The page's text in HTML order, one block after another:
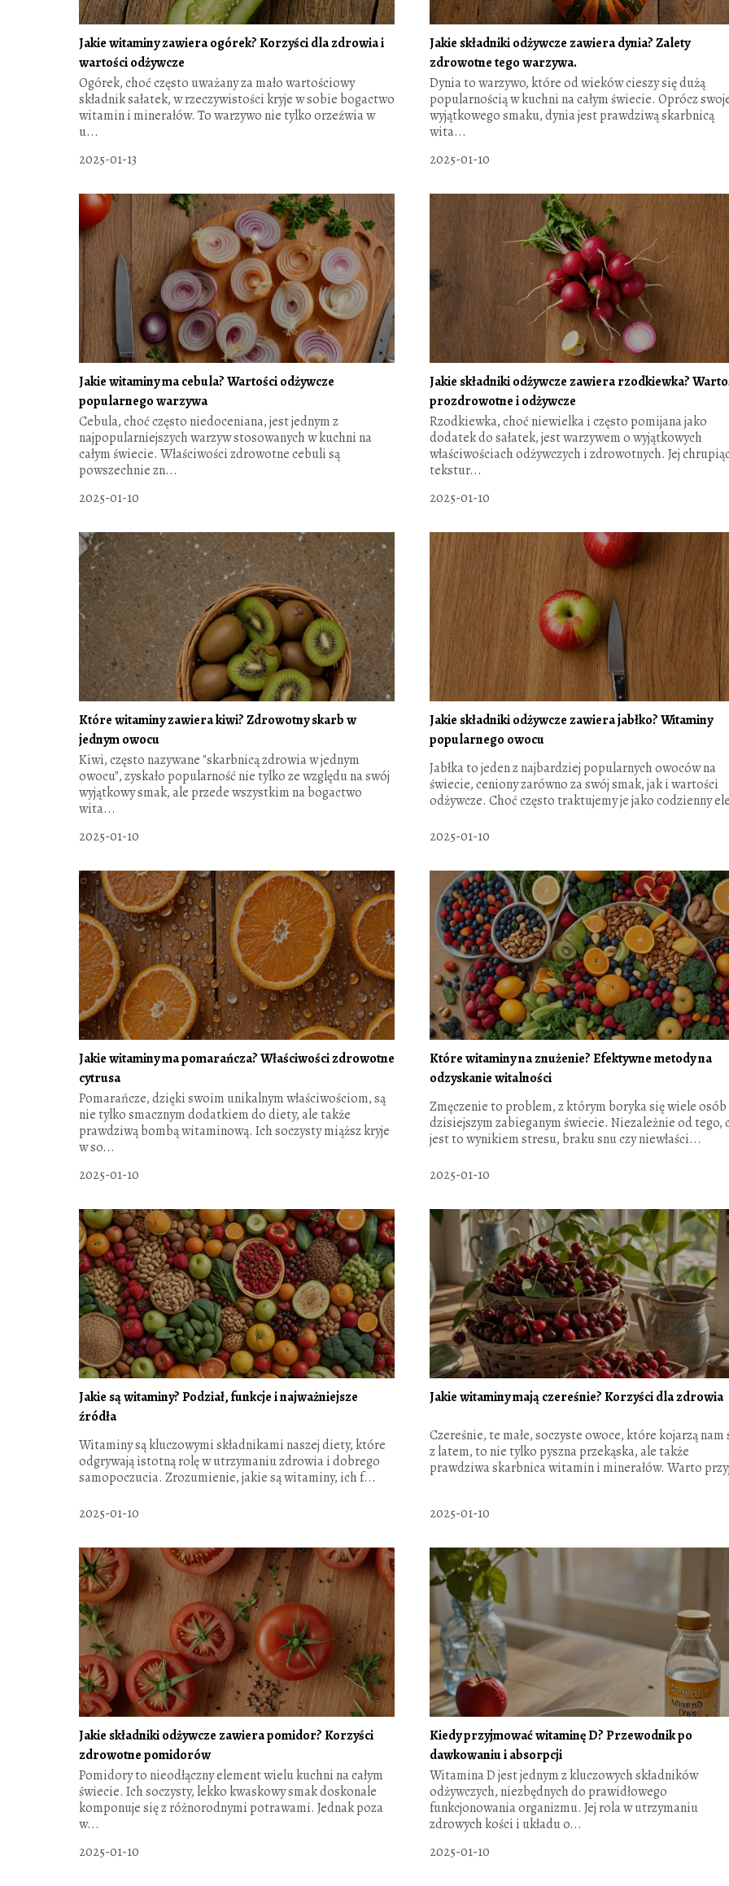
Jakie witaminy zawiera ogórek? Korzyści dla zdrowia i
wartości odżywcze
Ogórek, choć często uważany za mało wartościowy
składnik sałatek, w rzeczywistości kryje w sobie bogactwo
witamin i minerałów. To warzywo nie tylko orzeźwia w
u...
2025-01-13
Jakie składniki odżywcze zawiera dynia? Zalety
zdrowotne tego warzywa.
Dynia to warzywo, które od wieków cieszy się dużą
popularnością w kuchni na całym świecie. Oprócz
wyjątkowego smaku, dynia jest prawdziwą skarbnicą
wita...
2025-01-10
Jakie witaminy ma cebula? Wartości odżywcze
popularnego warzywa
Cebula, choć często niedoceniana, jest jednym z
najpopularniejszych warzyw stosowanych w kuchni na
całym świecie. Właściwości zdrowotne cebuli są
powszechnie zn...
2025-01-10
Jakie składniki odżywcze zawiera rzodkiewka?
prozdrowotne i odżywcze
Rzodkiewka, choć niewielka i często pomijana jako
dodatek do sałatek, jest warzywem o wyjątkowych
właściwościach odżywczych i zdrowotnych. Jej
tekstur...
2025-01-10
Które witaminy zawiera kiwi? Zdrowotny skarb w
jednym owocu
Kiwi, często nazywane "skarbnicą zdrowia w jednym
owocu", zyskało popularność nie tylko ze względu na swój
wyjątkowy smak, ale przede wszystkim na bogactwo
wita...
2025-01-10
Jakie składniki odżywcze zawiera jabłko? Witaminy
popularnego owocu
Jabłka to jeden z najbardziej popularnych owoców na
świecie, ceniony zarówno za swój smak, jak i wartości
odżywcze. Choć często traktujemy je jako codzienny
2025-01-10
Jakie witaminy ma pomarańcza? Właściwości zdrowotne
cytrusa
Pomarańcze, dzięki swoim unikalnym właściwościom, są
nie tylko smacznym dodatkiem do diety, ale także
prawdziwą bombą witaminową. Ich soczysty miąższ kryje
w so...
2025-01-10
Które witaminy na znużenie? Efektywne metody na
odzyskanie witalności
Zmęczenie to problem, z którym boryka się wiele osób
dzisiejszym zabieganym świecie. Niezależnie od tego,
jest to wynikiem stresu, braku snu czy niewłaści...
2025-01-10
Jakie są witaminy? Podział, funkcje i najważniejsze
źródła
Witaminy są kluczowymi składnikami naszej diety, które
odgrywają istotną rolę w utrzymaniu zdrowia i dobrego
samopoczucia. Zrozumienie, jakie są witaminy, ich f...
2025-01-10
Jakie witaminy mają czereśnie? Korzyści dla zdrowia
Czereśnie, te małe, soczyste owoce, które kojarzą nam
z latem, to nie tylko pyszna przekąska, ale także
prawdziwa skarbnica witamin i minerałów. Warto
2025-01-10
Jakie składniki odżywcze zawiera pomidor? Korzyści
zdrowotne pomidorów
Pomidory to nieodłączny element wielu kuchni na całym
świecie. Ich soczysty, lekko kwaskowy smak doskonale
komponuje się z różnorodnymi potrawami. Jednak poza
w...
2025-01-10
Kiedy przyjmować witaminę D? Przewodnik po
dawkowaniu i absorpcji
Witamina D jest jednym z kluczowych składników
odżywczych, niezbędnych do prawidłowego
funkcjonowania organizmu. Jej rola w utrzymaniu
zdrowych kości i układu o...
2025-01-10